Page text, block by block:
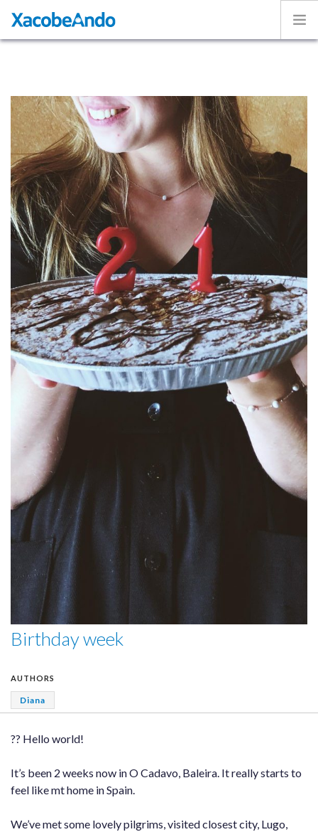
Caminos
Volunteer
Experiences
Exhibition
Login
ENGLISH
Birthday week
AUTHORS
Diana
?? Hello world!
It’s been 2 weeks now in O Cadavo, Baleira. It really starts to
feel like mt home in Spain.
We’ve met some lovely pilgrims, visited closest city, Lugo,